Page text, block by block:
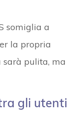
somiglia a
la propria
sarà pulita, ma
gli utenti